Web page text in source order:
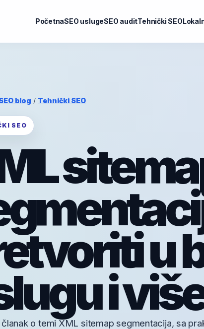
PočetnaSEO uslugeSEO auditTehnički SEO
blog / Tehnički SEO
SEO
u
i
članak o temi XML sitemap segmentacija, sa